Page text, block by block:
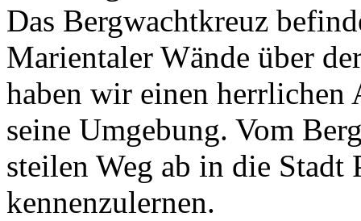
Das Bergwachtkreuz
Marientaler Wände über
haben wir einen herrlichen
seine Umgebung. Vom
steilen Weg ab in die Stadt
kennenzulernen.